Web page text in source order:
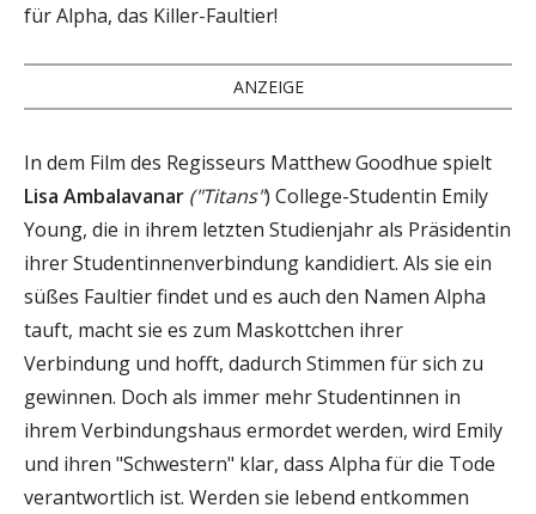
für Alpha, das Killer-Faultier!
ANZEIGE
In dem Film des Regisseurs Matthew Goodhue spielt
Lisa Ambalavanar ("Titans") College-Studentin Emily
Young, die in ihrem letzten Studienjahr als Präsidentin
ihrer Studentinnenverbindung kandidiert. Als sie ein
süßes Faultier findet und es auch den Namen Alpha
tauft, macht sie es zum Maskottchen ihrer
Verbindung und hofft, dadurch Stimmen für sich zu
gewinnen. Doch als immer mehr Studentinnen in
ihrem Verbindungshaus ermordet werden, wird Emily
und ihren "Schwestern" klar, dass Alpha für die Tode
verantwortlich ist. Werden sie lebend entkommen